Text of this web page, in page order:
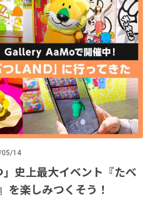
05/14
」史上最大イベント『たべ
を楽しみつくそう！